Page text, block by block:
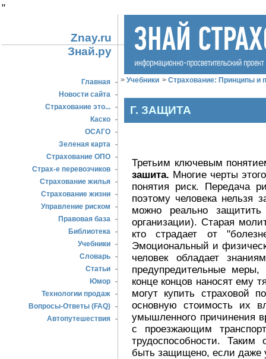
"
Znay.ru
Знай.ру
Главная -
Новости сайта -
Страхование это... -
Каско -
ОСАГО -
Зеленая карта -
Страхование ОПО -
Страх-е перевозчиков -
Страхование жилья -
Страхование жизни -
Управление риском
-
Правовая база -
Библиотека -
Учебники -
Словарь -
Статьи -
Юмор -
Технологии продаж -
Вопросы-Ответы (FAQ) -
Автопутешествия -
> Учебники > Страхование: Принципы и
Г. ЗАЩИТА
Третьим ключевым
зашита. Многие черты
понятия риск. Передача
поэтому человека нельзя
можно реально
организации). Старая
кто страдает от
Эмоциональный и
человек обладает
предупредительные
конце концов наносят ему
могут купить страховой
основную стоимость их
умышленного причинения
с проезжающим
трудоспособности.
быть защищено, если даже